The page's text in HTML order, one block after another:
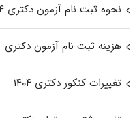
نحوه ثبت نام آزمون دکتری ۱۴۰۴
هزینه ثبت نام آزمون دکتری
تغییرات کنکور دکتری ۱۴۰۴